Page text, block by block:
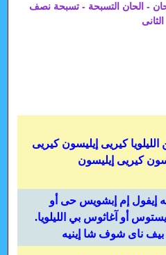
- الحان التسبحة - تسبحة نصف
الليلويا كيريى إيليسون كيريى
كيريى إيليسون
إيفول إم إبشويس حى أو
أو آغاثوس بي الليلويا.
ناى شوف شا إينيه